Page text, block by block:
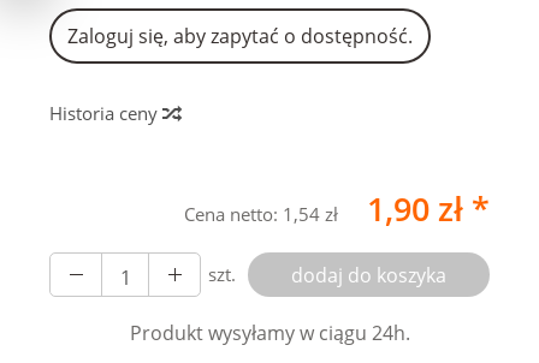
Zaloguj się, aby zapytać o dostępność.
Historia ceny
Cena netto: 1,54 zł 1,90 zł *
szt. dodaj do koszyka
Produkt wysyłamy w ciągu 24h.